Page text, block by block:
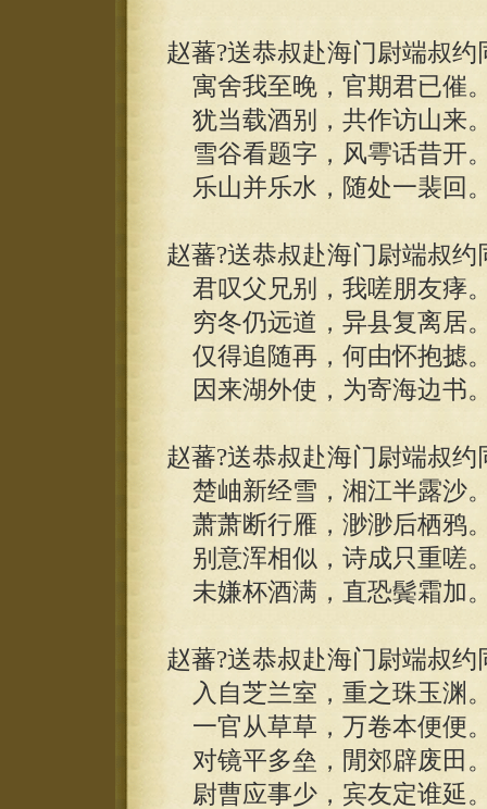
赵蕃?送恭叔赴海门尉端叔
寓舍我至晚，官期君已催
犹当载酒别，共作访山来
雪谷看题字，风雩话昔开
乐山并乐水，随处一裴回
赵蕃?送恭叔赴海门尉端叔
君叹父兄别，我嗟朋友痚
穷冬仍远道，异县复离居
仅得追随再，何由怀抱摅
因来湖外使，为寄海边书
赵蕃?送恭叔赴海门尉端叔
楚岫新经雪，湘江半露沙
萧萧断行雁，渺渺后栖鸦
别意浑相似，诗成只重嗟
未嫌杯酒满，直恐鬓霜加
赵蕃?送恭叔赴海门尉端叔
入自芝兰室，重之珠玉渊
一官从草草，万卷本便便
对镜平多垒，閒郊辟废田
尉曹应事少，宾友定谁延